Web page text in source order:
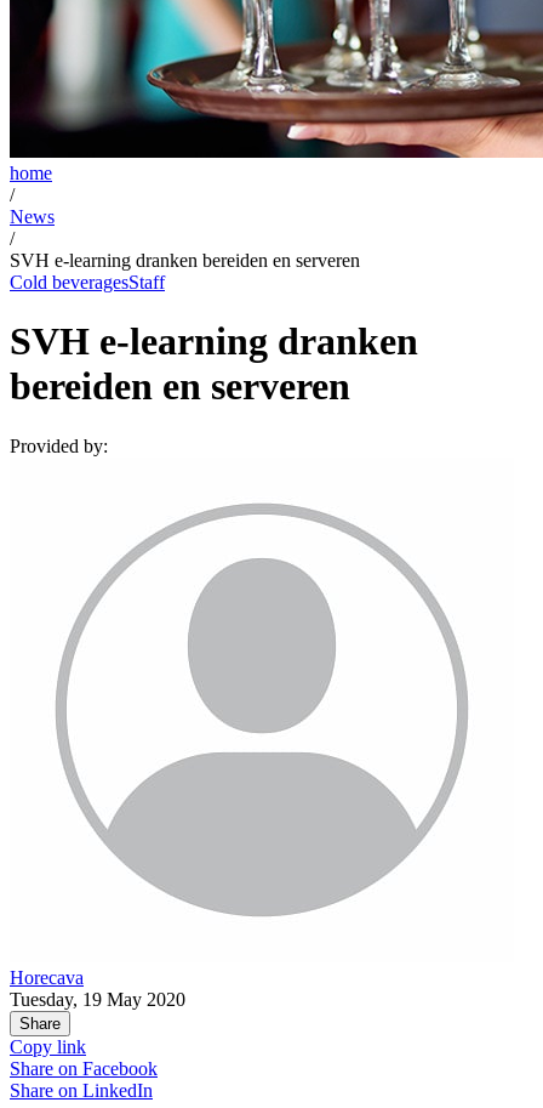
home
/
News
/
SVH e-learning dranken bereiden en serveren
Cold beveragesStaff
SVH e-learning dranken
bereiden en serveren
Provided by:
Horecava
Tuesday, 19 May 2020
Share
Copy link
Share on Facebook
Share on LinkedIn